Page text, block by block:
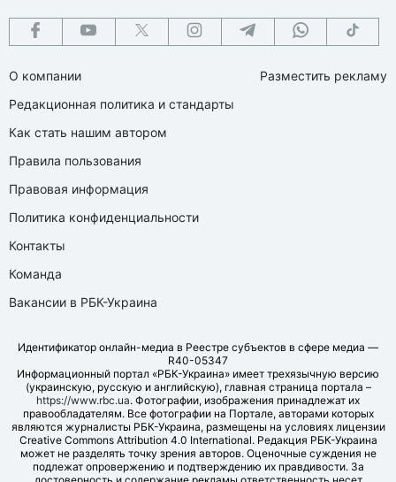
О компании
Редакционная политика и стандарты
Как стать нашим автором
Правила пользования
Правовая информация
Политика конфиденциальности
Контакты
Команда
Вакансии в РБК-Украина
Разместить рекламу
Идентификатор онлайн-медиа в Реестре субъектов в сфере медиа —
R40-05347
Информационный портал «РБК-Украина» имеет трехязычную версию
(украинскую, русскую и английскую), главная страница портала –
https://www.rbc.ua. Фотографии, изображения принадлежат их
правообладателям. Все фотографии на Портале, авторами которых
являются журналисты РБК-Украина, размещены на условиях лицензии
Creative Commons Attribution 4.0 International. Редакция РБК-Украина
может не разделять точку зрения авторов. Оценочные суждения не
подлежат опровержению и подтверждению их правдивости. За